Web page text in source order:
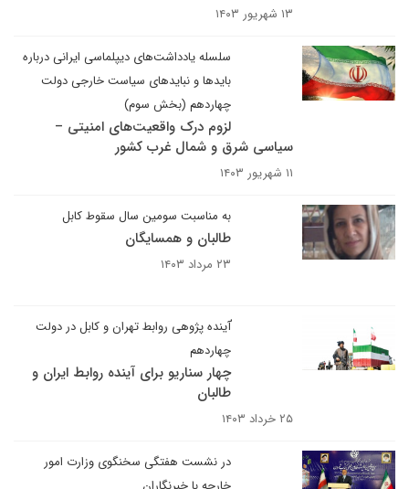
۱۳ شهریور ۱۴۰۳
سلسله یادداشت‌های دیپلماسی ایرانی درباره
بایدها و نبایدهای سیاست خارجی دولت
چهاردهم (بخش سوم)
لزوم درک واقعیت‌های امنیتی –
سیاسی شرق و شمال غرب کشور
۱۱ شهریور ۱۴۰۳
به مناسبت سومین سال سقوط کابل
طالبان و همسایگان
۲۳ مرداد ۱۴۰۳
ٰآینده پژوهی روابط تهران و کابل در دولت
چهاردهم
چهار سناریو برای آینده روابط ایران و
طالبان
۲۵ خرداد ۱۴۰۳
در نشست هفتگی سخنگوی وزارت امور